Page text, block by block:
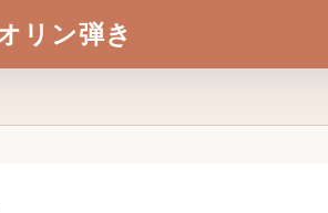
リン弾き